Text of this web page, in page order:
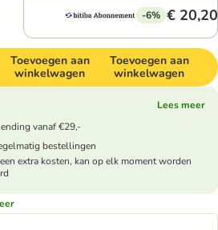
-6% € 20,20
Toevoegen aan
winkelwagen
Toevoegen aan
winkelwagen
Lees meer
vanaf €29,-
bestellingen
extra kosten, kan op elk moment worden